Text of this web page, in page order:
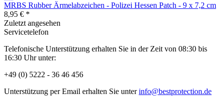
MRBS Rubber Ärmelabzeichen - Polizei Hessen Patch - 9 x 7,2 cm
8,95 € *
Zuletzt angesehen
Servicetelefon
Telefonische Unterstützung erhalten Sie in der Zeit von 08:30 bis
16:30 Uhr unter:
+49 (0) 5222 - 36 46 456
Unterstützung per Email erhalten Sie unterinfo@bestprotection.de